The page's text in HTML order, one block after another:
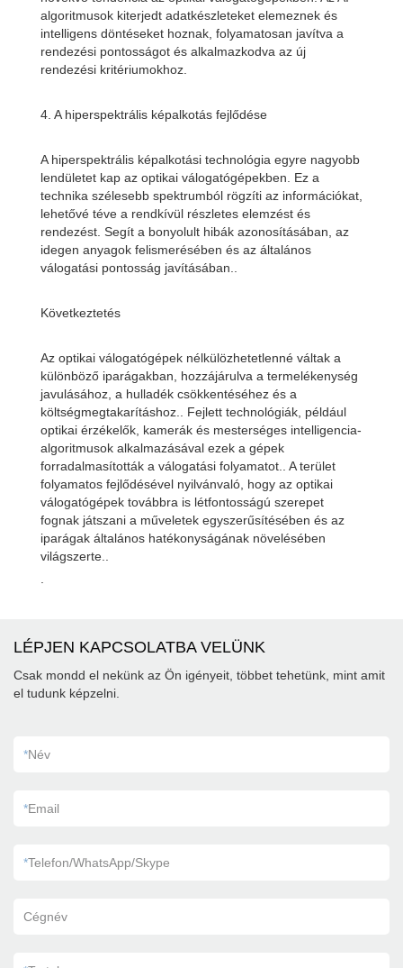
algoritmusok kiterjedt adatkészleteket elemeznek és
intelligens döntéseket hoznak, folyamatosan javítva a
rendezési pontosságot és alkalmazkodva az új
rendezési kritériumokhoz.
4. A hiperspektrális képalkotás fejlődése
A hiperspektrális képalkotási technológia egyre nagyobb
lendületet kap az optikai válogatógépekben. Ez a
technika szélesebb spektrumból rögzíti az információkat,
lehetővé téve a rendkívül részletes elemzést és
rendezést. Segít a bonyolult hibák azonosításában, az
idegen anyagok felismerésében és az általános
válogatási pontosság javításában..
Következtetés
Az optikai válogatógépek nélkülözhetetlenné váltak a
különböző iparágakban, hozzájárulva a termelékenység
javulásához, a hulladék csökkentéséhez és a
költségmegtakarításhoz.. Fejlett technológiák, például
optikai érzékelők, kamerák és mesterséges intelligencia-
algoritmusok alkalmazásával ezek a gépek
forradalmasították a válogatási folyamatot.. A terület
folyamatos fejlődésével nyilvánvaló, hogy az optikai
válogatógépek továbbra is létfontosságú szerepet
fognak játszani a műveletek egyszerűsítésében és az
iparágak általános hatékonyságának növelésében
világszerte..
LÉPJEN KAPCSOLATBA VELÜNK
Csak mondd el nekünk az Ön igényeit, többet tehetünk, mint amit
el tudunk képzelni.
*Név
*Email
*Telefon/WhatsApp/Skype
Cégnév